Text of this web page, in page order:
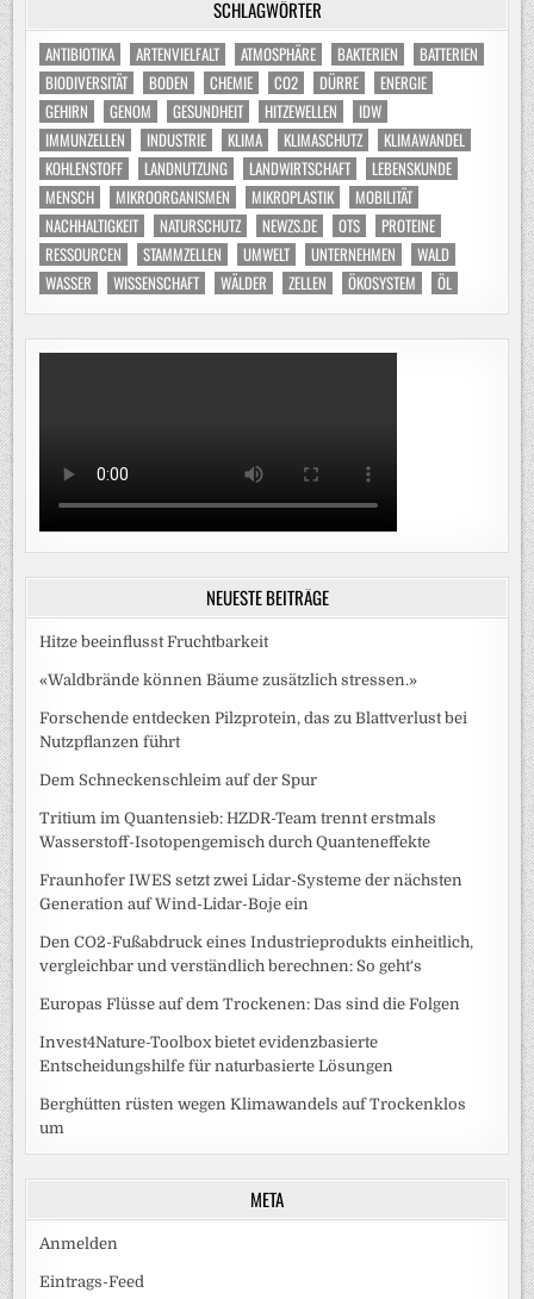
SCHLAGWÖRTER
ANTIBIOTIKA ARTENVIELFALT ATMOSPHÄRE BAKTERIEN
BATTERIEN
BIODIVERSITÄT
BODEN CHEMIE CO2 DÜRRE
ENERGIE
GEHIRN
GENOM GESUNDHEIT HITZEWELLEN
IDW
IMMUNZELLEN
INDUSTRIE KLIMA KLIMASCHUTZ
KLIMAWANDEL
KOHLENSTOFF
LANDNUTZUNG LANDWIRTSCHAFT
LEBENSKUNDE
MENSCH
MIKROORGANISMEN MIKROPLASTIK
MOBILITÄT
NACHHALTIGKEIT
NATURSCHUTZ NEWZS.DE OTS
PROTEINE
RESSOURCEN
STAMMZELLEN UMWELT UNTERNEHMEN
WALD
WASSER
WISSENSCHAFT WÄLDER ZELLEN ÖKOSYSTEM ÖL
NEUESTE BEITRÄGE
Hitze beeinflusst Fruchtbarkeit
«Waldbrände können Bäume zusätzlich stressen.»
Forschende entdecken Pilzprotein, das zu Blattverlust bei
Nutzpflanzen führt
Dem Schneckenschleim auf der Spur
Tritium im Quantensieb: HZDR-Team trennt erstmals
Wasserstoff-Isotopengemisch durch Quanteneffekte
Fraunhofer IWES setzt zwei Lidar-Systeme der nächsten
Generation auf Wind-Lidar-Boje ein
Den CO2-Fußabdruck eines Industrieprodukts einheitlich,
vergleichbar und verständlich berechnen: So geht‘s
Europas Flüsse auf dem Trockenen: Das sind die Folgen
Invest4Nature-Toolbox bietet evidenzbasierte
Entscheidungshilfe für naturbasierte Lösungen
Berghütten rüsten wegen Klimawandels auf Trockenklos
um
META
Anmelden
Eintrags-Feed